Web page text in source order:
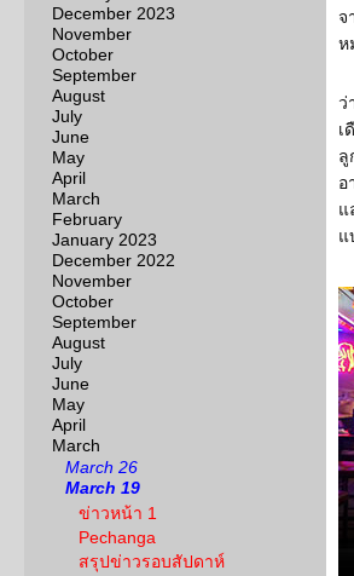
December 2023
November
October
September
August
July
June
May
April
March
February
January 2023
December 2022
November
October
September
August
July
June
May
April
March
March 26
March 19
ข่าวหน้า 1
Pechanga
สรุปข่าวรอบสัปดาห์
จ
ห
ว่
เ
ลู
อ
แ
แ